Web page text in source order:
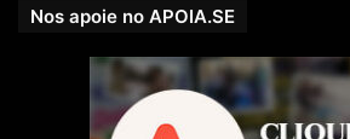
Nos apoie no APOIA.SE